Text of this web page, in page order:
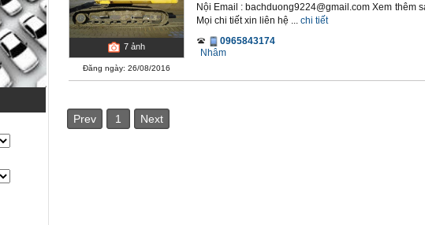
7 ảnh
Đăng ngày: 26/08/2016
Nội Email : bachduong9224@gmail.com Xem thêm
Mọi chi tiết xin liên hệ ... chi tiết
0965843174
Nhâm
Prev 1 Next